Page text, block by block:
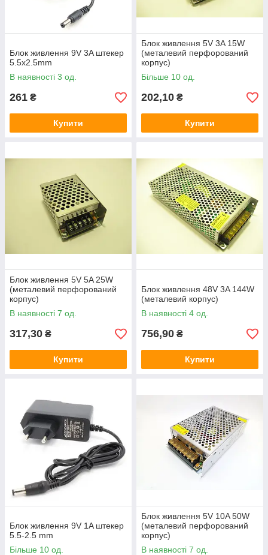
Блок живлення 9V 3A штекер
5.5x2.5mm
В наявності 3 од.
261 ₴
Купити
Блок живлення 5V 3A 15W
(металевий перфорований
корпус)
Більше 10 од.
202,10 ₴
Купити
Блок живлення 5V 5A 25W
(металевий перфорований
корпус)
В наявності 7 од.
317,30 ₴
Купити
Блок живлення 48V 3A 144W
(металевий корпус)
В наявності 4 од.
756,90 ₴
Купити
Блок живлення 9V 1A штекер
5.5-2.5 mm
Більше 10 од.
Блок живлення 5V 10A 50W
(металевий перфорований
корпус)
В наявності 7 од.